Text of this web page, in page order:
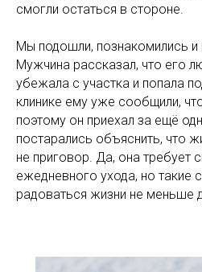
смогли остаться в стороне.
Мы подошли, познакомились и
Мужчина рассказал, что его
убежала с участка и попала
клинике ему уже сообщили,
поэтому он приехал за ещё
постарались объяснить, что
не приговор. Да, она требует
ежедневного ухода, но такие
радоваться жизни не меньше